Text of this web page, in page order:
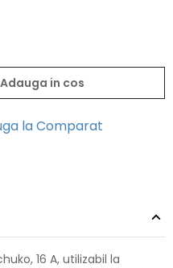
Adauga in cos
la Comparat
16 A, utilizabil la